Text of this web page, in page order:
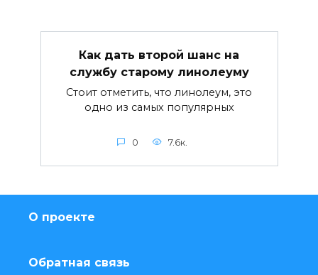
Как дать второй шанс на
службу старому линолеуму
Стоит отметить, что линолеум, это
одно из самых популярных
0 7.6к.
О проекте
Обратная связь